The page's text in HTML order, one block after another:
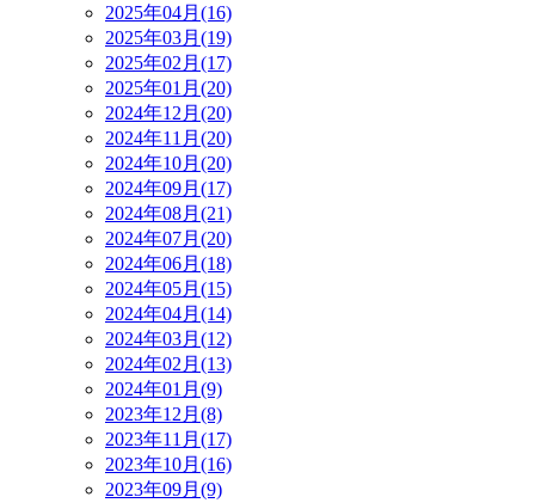
2025年04月(16)
2025年03月(19)
2025年02月(17)
2025年01月(20)
2024年12月(20)
2024年11月(20)
2024年10月(20)
2024年09月(17)
2024年08月(21)
2024年07月(20)
2024年06月(18)
2024年05月(15)
2024年04月(14)
2024年03月(12)
2024年02月(13)
2024年01月(9)
2023年12月(8)
2023年11月(17)
2023年10月(16)
2023年09月(9)